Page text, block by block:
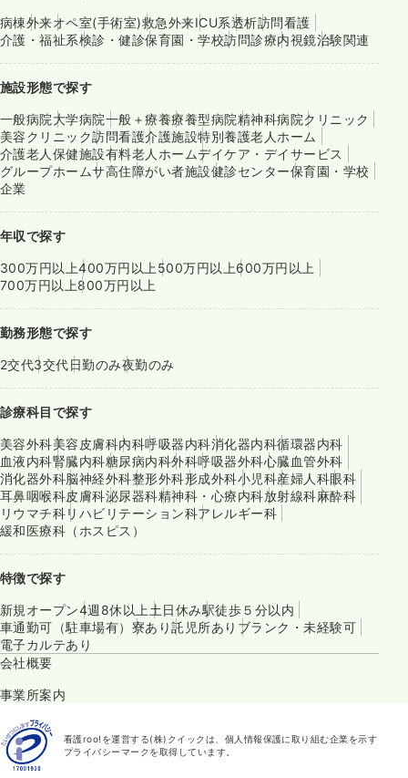
病棟外来オペ室(手術室)救急外来ICU系透析訪問看護
介護・福祉系検診・健診保育園・学校訪問診療内視鏡治験関連
施設形態で探す
一般病院大学病院一般＋療養療養型病院精神科病院クリニック
美容クリニック訪問看護介護施設特別養護老人ホーム
介護老人保健施設有料老人ホームデイケア・デイサービス
グループホームサ高住障がい者施設健診センター保育園・学校
企業
年収で探す
300万円以上400万円以上 500万円以上600万円以上
700万円以上800万円以上
勤務形態で探す
2交代3交代日勤のみ夜勤のみ
診療科目で探す
美容外科美容皮膚科内科呼吸器内科消化器内科循環器内科
血液内科腎臓内科糖尿病内科外科呼吸器外科心臓血管外科
消化器外科脳神経外科整形外科形成外科小児科産婦人科眼科
耳鼻咽喉科皮膚科泌尿器科精神科・心療内科放射線科麻酔科
リウマチ科リハビリテーション科アレルギー科
緩和医療科（ホスピス）
特徴で探す
新規オープン4週8休以上 土日休み駅徒歩５分以内
車通勤可（駐車場有） 寮あり託児所あり ブランク・未経験可
電子カルテあり
会社概要
事業所案内
看護roo!を運営する(株)クイックは、個人情報保護に取り組む企業を示す
プライバシーマークを取得しています。